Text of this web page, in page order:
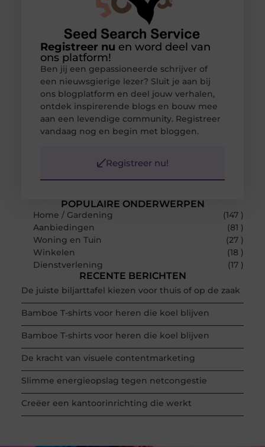
POPULAIRE ONDERWERPEN
Home / Gardening
(147 )
Aanbiedingen
(81 )
Woning en Tuin
(27 )
Winkelen
(18 )
Dienstverlening
(17 )
RECENTE BERICHTEN
De juiste biljarttafel kiezen voor thuis of op de zaak
Bamboe T-shirts voor heren die koel blijven
Bamboe T-shirts voor heren die koel blijven
De kracht van visuele contentmarketing
Slimme energieopslag tegen netcongestie
Creëer een kantoorinrichting die werkt
Registreer nu en word deel van
ons platform!
Ben jij een gepassioneerde schrijver of
een nieuwsgierige lezer? Sluit je aan bij
ons blogplatform en deel jouw verhalen,
ontdek inspirerende blogs en bouw mee
aan een levendige community. Registreer
vandaag nog en begin met bloggen.
Registreer nu!